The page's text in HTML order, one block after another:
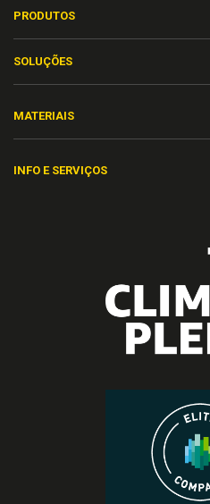
PRODUTOS
SOLUÇÕES
MATERIAIS
INFO E SERVIÇOS